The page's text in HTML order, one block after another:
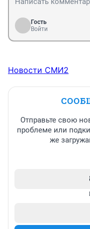
где тело и как его
надо было
говорится в статье
есть. Надо искать
Гость
Войти
Новости СМИ2
Отправьте свою
проблеме или
же